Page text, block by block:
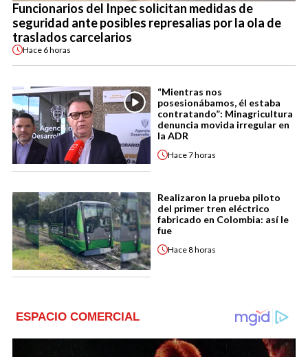
Funcionarios del Inpec solicitan medidas de
seguridad ante posibles represalias por la ola de
traslados carcelarios
Hace 6 horas
“Mientras nos
posesionábamos, él estaba
contratando”: Minagricultura
denuncia movida irregular en
la ADR
Hace7 horas
Realizaron la prueba piloto
del primer tren eléctrico
fabricado en Colombia: así le
fue
Hace8 horas